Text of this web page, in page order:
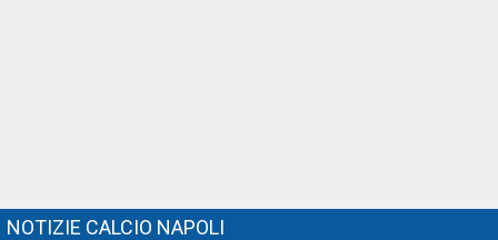
NOTIZIE CALCIO NAPOLI